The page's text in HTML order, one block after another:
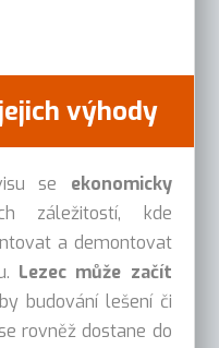
výhody
se ekonomicky
záležitostí, kde
a demontovat
Lezec může začít
budování lešení či
rovněž dostane do